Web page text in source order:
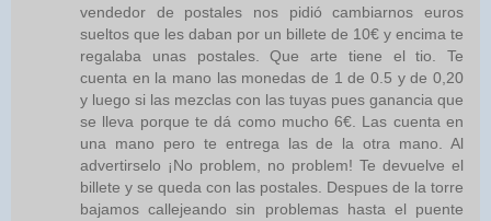
vendedor de postales nos pidió cambiarnos euros
sueltos que les daban por un billete de 10€ y encima te
regalaba unas postales. Que arte tiene el tio. Te
cuenta en la mano las monedas de 1 de 0.5 y de 0,20
y luego si las mezclas con las tuyas pues ganancia que
se lleva porque te dá como mucho 6€. Las cuenta en
una mano pero te entrega las de la otra mano. Al
advertirselo ¡No problem, no problem! Te devuelve el
billete y se queda con las postales. Despues de la torre
bajamos callejeando sin problemas hasta el puente